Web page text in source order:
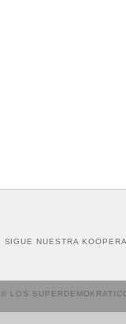
SIGUE NUESTRA
© LOS